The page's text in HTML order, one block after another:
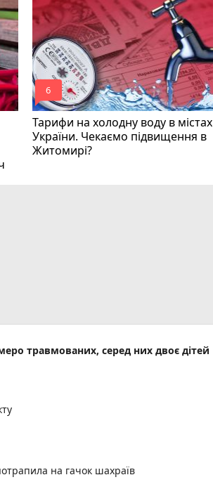
Тарифи на холодну воду в містах
України. Чекаємо підвищення в
Житомирі?
mode_comment
6
травмованих, серед них двоє дітей
на гачок шахраїв